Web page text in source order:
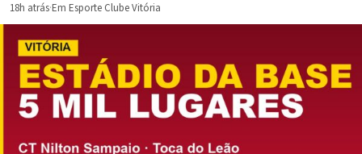
18h atrás·Em Esporte Clube Vitória